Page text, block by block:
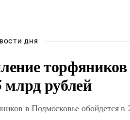
ДНЯ
млрд рублей
в Подмосковье обойдется в